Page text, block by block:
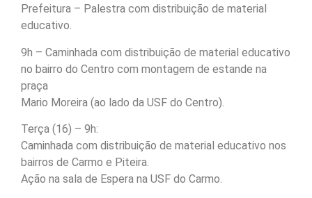
Prefeitura – Palestra com distribuição de material
educativo.
9h – Caminhada com distribuição de material educativo
no bairro do Centro com montagem de estande na
praça
Mario Moreira (ao lado da USF do Centro).
Terça (16) – 9h:
Caminhada com distribuição de material educativo nos
bairros de Carmo e Piteira.
Ação na sala de Espera na USF do Carmo.